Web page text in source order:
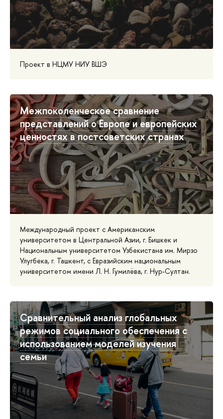
Проект в НЦМУ НИУ ВШЭ
Межпоколенческое сравнение
представлений о Европе и европейских
ценностях в постсоветских странах
Международный проект с Американским
университетом в Центральной Азии, г. Бишкек и
Национальным университетом Узбекистана им. Мирзо
Улугбека, г. Ташкент, с Евразийским национальным
университетом имени Л. Н. Гумилёва, г. Нур-Султан.
Сравнительный анализ глобальных
режимов социального обеспечения с
использованием моделей изучения
семьи